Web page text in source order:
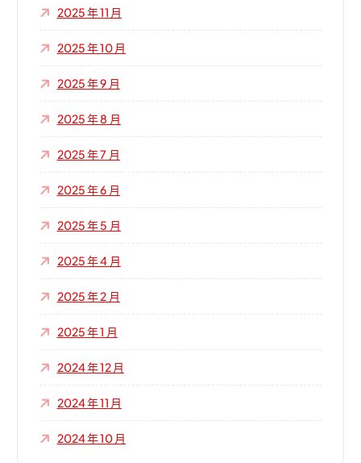
2025 年 11 月
2025 年 10 月
2025 年 9 月
2025 年 8 月
2025 年 7 月
2025 年 6 月
2025 年 5 月
2025 年 4 月
2025 年 2 月
2025 年 1 月
2024 年 12 月
2024 年 11 月
2024 年 10 月